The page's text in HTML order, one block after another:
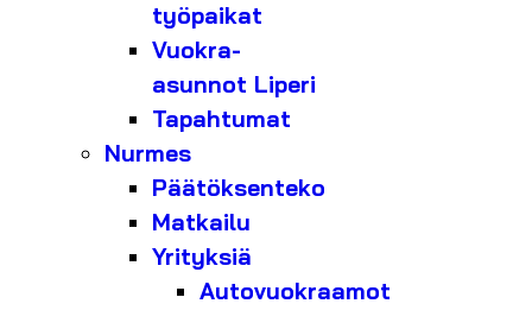
työpaikat
Vuokra-
asunnot Liperi
Tapahtumat
Nurmes
Päätöksenteko
Matkailu
Yrityksiä
Autovuokraamot